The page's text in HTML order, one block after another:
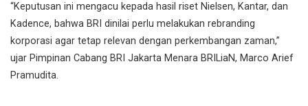
“Keputusan ini mengacu kepada hasil riset Nielsen, Kantar, dan
Kadence, bahwa BRI dinilai perlu melakukan rebranding
korporasi agar tetap relevan dengan perkembangan zaman,”
ujar Pimpinan Cabang BRI Jakarta Menara BRILiaN, Marco Arief
Pramudita.